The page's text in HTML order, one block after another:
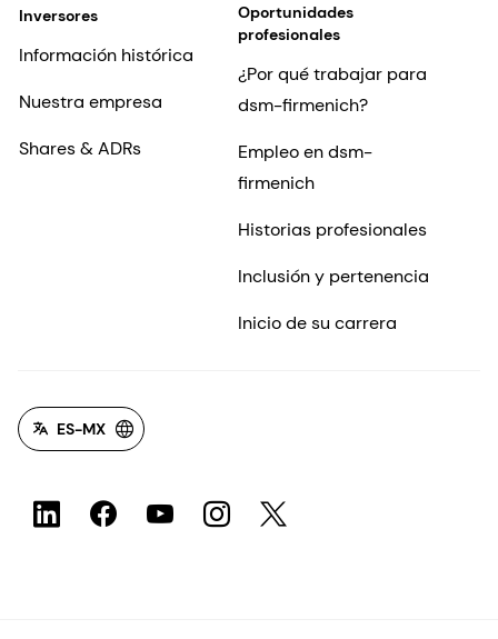
Inversores
Información histórica
Nuestra empresa
Shares & ADRs
Oportunidades
profesionales
¿Por qué trabajar para
dsm-firmenich?
Empleo en dsm-
firmenich
Historias profesionales
Inclusión y pertenencia
Inicio de su carrera
ES-MX